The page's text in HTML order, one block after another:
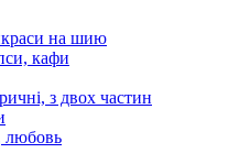
на шию
кафи
з двох частин
любовь